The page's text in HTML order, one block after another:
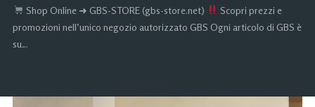
Shop Online ➜ GBS-STORE (gbs-store.net)
Scopri prezzi e
promozioni nell’unico negozio autorizzato GBS Ogni articolo di GBS è
su…